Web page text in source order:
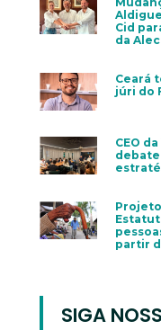
Cid
da
Ceará
júri do
CEO
partir
SIGA